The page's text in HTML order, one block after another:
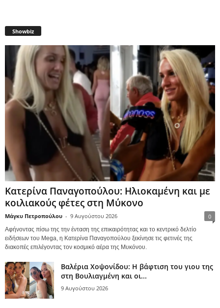
Showbiz
Κατερίνα Παναγοπούλου: Ηλιοκαμένη και με
κοιλιακούς φέτες στη Μύκονο
Μάγκυ Πετροπούλου - 9 Αυγούστου 2026 0
Αφήνοντας πίσω της την ένταση της επικαιρότητας και το κεντρικό δελτίο
ειδήσεων του Mega, η Κατερίνα Παναγοπούλου ξεκίνησε τις φετινές της
διακοπές επιλέγοντας τον κοσμικό αέρα της Μυκόνου.
Βαλέρια Χοψονίδου: Η βάφτιση του γιου της
στη Βουλιαγμένη και οι...
9 Αυγούστου 2026